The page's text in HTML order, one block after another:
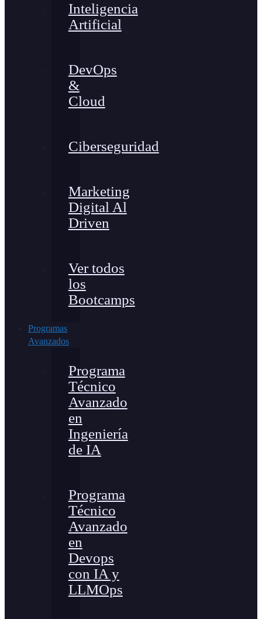
Inteligencia
Artificial
DevOps
&
Cloud
Ciberseguridad
Marketing
Digital Al
Driven
Ver todos
los
Bootcamps
Programas
Avanzados
Programa
Técnico
Avanzado
en
Ingeniería
de IA
Programa
Técnico
Avanzado
en
Devops
con IA y
LLMOps